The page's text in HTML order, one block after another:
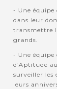
- Une équipe
dans leur
transmettre
grands.
- Une équipe
d'Aptitude
surveiller les
leurs